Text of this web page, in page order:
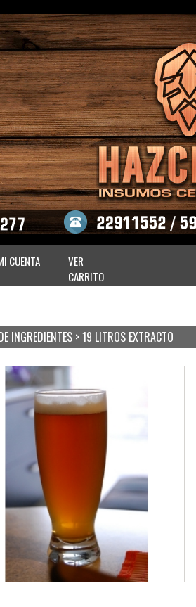
CUENTA
VER
CARRITO
INGREDIENTES > 19 LITROS EXTRACTO